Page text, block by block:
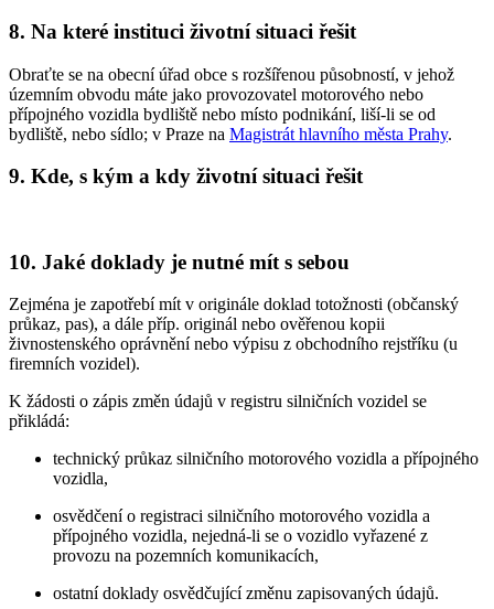
8. Na které instituci životní situaci řešit
Obraťte se na obecní úřad obce s rozšířenou působností, v jehož
územním obvodu máte jako provozovatel motorového nebo
přípojného vozidla bydliště nebo místo podnikání, liší-li se od
bydliště, nebo sídlo; v Praze na Magistrát hlavního města Prahy.
9. Kde, s kým a kdy životní situaci řešit
10. Jaké doklady je nutné mít s sebou
Zejména je zapotřebí mít v originále doklad totožnosti (občanský
průkaz, pas), a dále příp. originál nebo ověřenou kopii
živnostenského oprávnění nebo výpisu z obchodního rejstříku (u
firemních vozidel).
K žádosti o zápis změn údajů v registru silničních vozidel se
přikládá:
technický průkaz silničního motorového vozidla a přípojného
vozidla,
osvědčení o registraci silničního motorového vozidla a
přípojného vozidla, nejedná-li se o vozidlo vyřazené z
provozu na pozemních komunikacích,
ostatní doklady osvědčující změnu zapisovaných údajů.